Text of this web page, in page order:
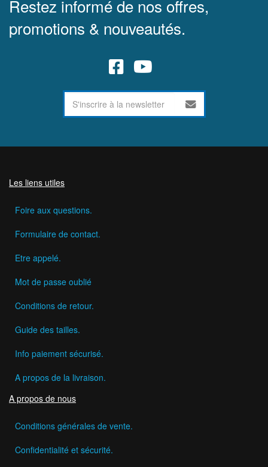
Restez informé de nos offres,
promotions & nouveautés.
Les liens utiles
Foire aux questions.
Formulaire de contact.
Etre appelé.
Mot de passe oublié
Conditions de retour.
Guide des tailles.
Info paiement sécurisé.
A propos de la livraison.
A propos de nous
Conditions générales de vente.
Confidentialité et sécurité.